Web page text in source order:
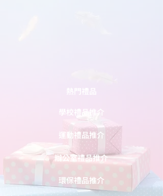
熱門禮品
學校禮品推介
運動禮品推介
辦公室禮品推介
環保禮品推介